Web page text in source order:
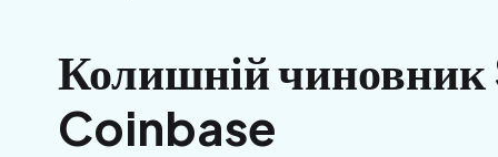
Колишній чиновник
Coinbase